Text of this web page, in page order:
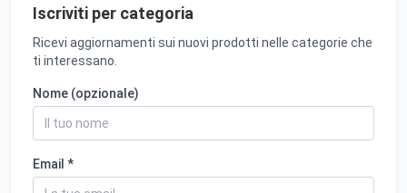
Iscriviti per categoria
Ricevi aggiornamenti sui nuovi prodotti nelle categorie che
ti interessano.
Nome (opzionale)
Email *